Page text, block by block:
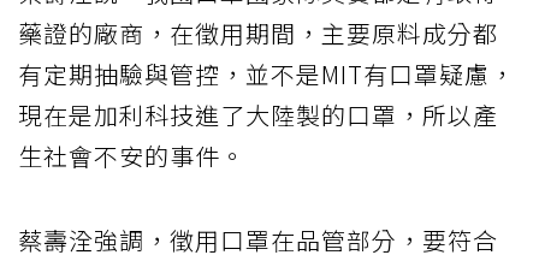
藥證的廠商，在徵用期間，主要原料成分都
有定期抽驗與管控，並不是MIT有口罩疑慮，
現在是加利科技進了大陸製的口罩，所以產
生社會不安的事件。
蔡壽洤強調，徵用口罩在品管部分，要符合